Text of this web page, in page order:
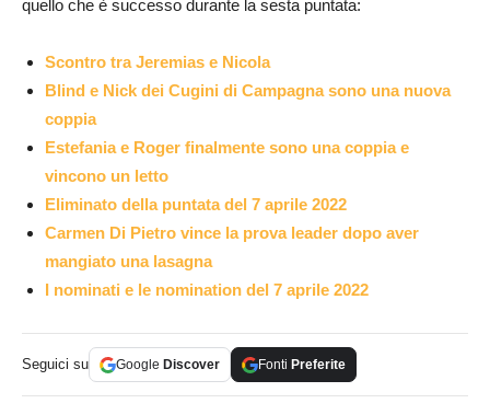
quello che è successo durante la sesta puntata:
Scontro tra Jeremias e Nicola
Blind e Nick dei Cugini di Campagna sono una nuova
coppia
Estefania e Roger finalmente sono una coppia e
vincono un letto
Eliminato della puntata del 7 aprile 2022
Carmen Di Pietro vince la prova leader dopo aver
mangiato una lasagna
I nominati e le nomination del 7 aprile 2022
Seguici su Google Discover Fonti Preferite